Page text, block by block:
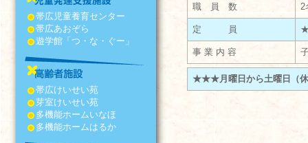
職 員 数 2
定 員
事 業 内 容
★★★月曜日から土曜日（休
帯広児童養育センター
帯広あおぞら
遊学館「つ・な・ぐー」
帯広けいせい苑
芽室けいせい苑
多機能ホームいなほ
多機能ホームはるか